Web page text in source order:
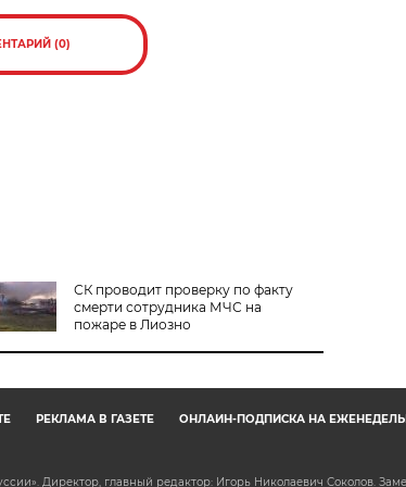
(0)
СК проводит проверку по факту
смерти сотрудника МЧС на
пожаре в Лиозно
РЕКЛАМА В ГАЗЕТЕ
ОНЛАЙН-ПОДПИСКА НА
Директор, главный редактор: Игорь Николаевич Соколов.